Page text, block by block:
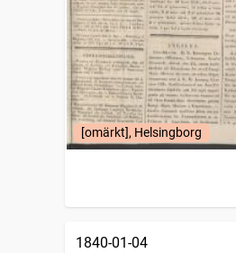
[omärkt], Helsingborg
1840-01-04